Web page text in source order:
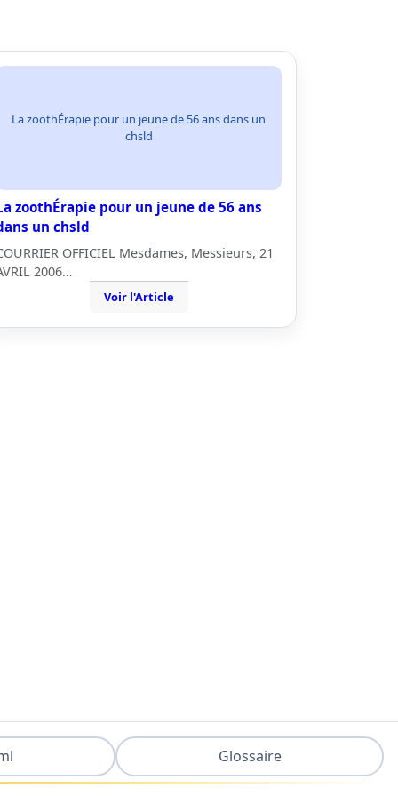
La zoothÉrapie pour un jeune de 56 ans dans un
chsld
zoothÉrapie pour un jeune de 56 ans
un chsld
OFFICIEL Mesdames, Messieurs, 21
2006…
Voir l'Article
Glossaire